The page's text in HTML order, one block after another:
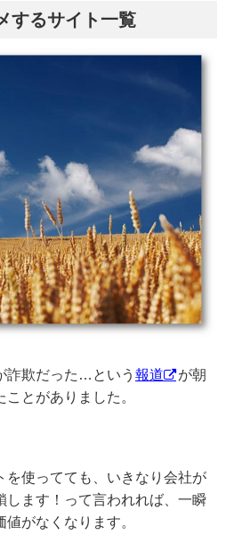
するサイト一覧
詐欺だった…という 報道
が朝
とがありました。
を使ってても、いきなり会社が
します！って言われれば、一瞬
がなくなります。